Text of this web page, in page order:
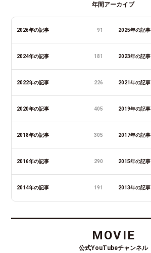
年間アーカイブ
2026年の記事 91 2025年の記事
2024年の記事 181 2023年の記事
2022年の記事 226 2021年の記事
2020年の記事 405 2019年の記事
2018年の記事 305 2017年の記事
2016年の記事 290 2015年の記事
2014年の記事 191 2013年の記事
MOVIE
公式YouTubeチャンネル